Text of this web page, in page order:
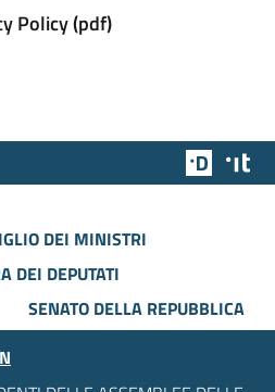
Policy (pdf)
Team
DEI MINISTRI
DEI DEPUTATI
SENATO DELLA REPUBBLICA